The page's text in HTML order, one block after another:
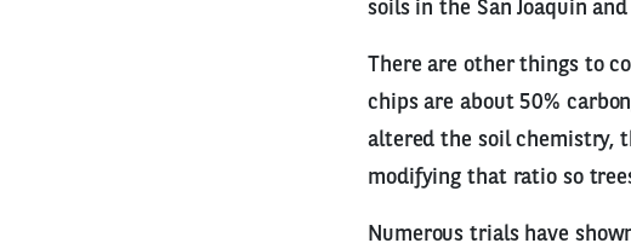
soils in the San Joaquin
There are other things to
chips are about 50%
altered the soil chemistry,
modifying that ratio so
Numerous trials have